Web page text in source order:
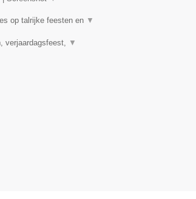
op talrijke feesten en ▼
verjaardagsfeest, ▼